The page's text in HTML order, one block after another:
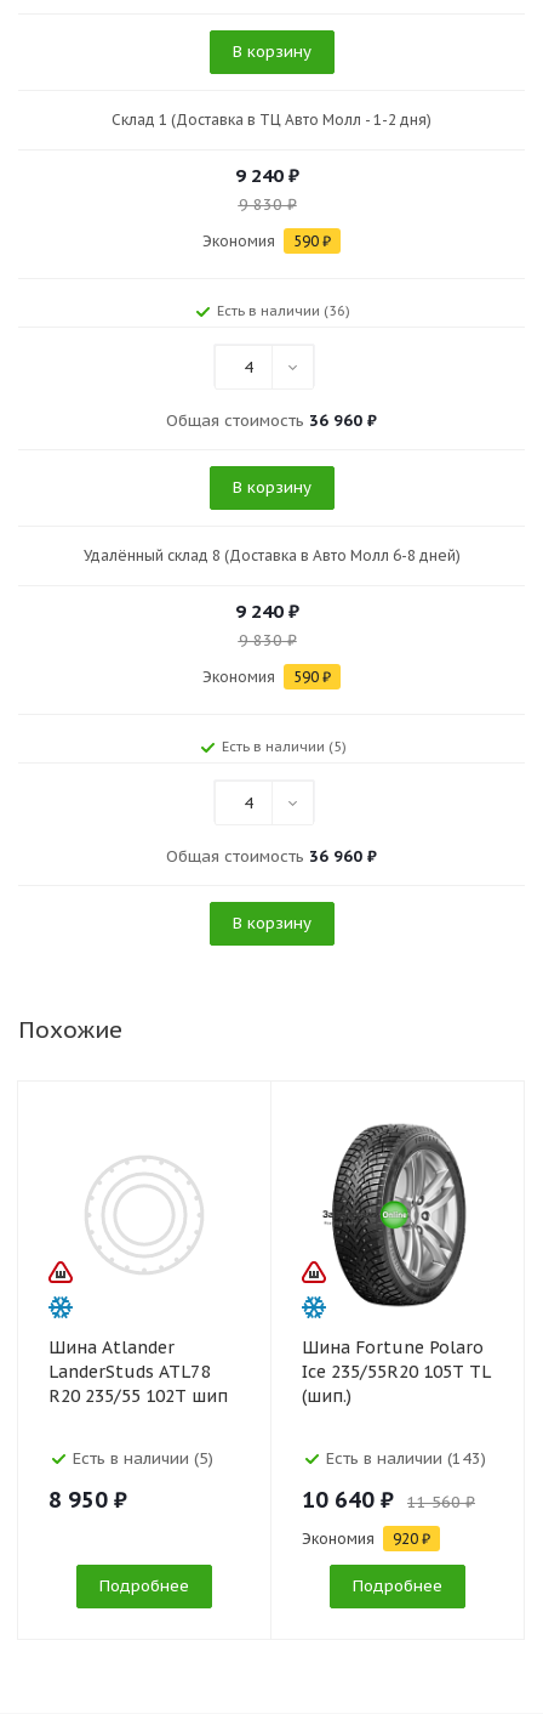
В корзину
Склад 1 (Доставка в ТЦ Авто Молл - 1-2 дня)
9 240 ₽
9 830₽
Экономия 590 ₽
Есть в наличии (36)
4
Общая стоимость 36 960 ₽
В корзину
Удалённый склад 8 (Доставка в Авто Молл 6-8 дней)
9 240 ₽
9 830₽
Экономия 590 ₽
Есть в наличии (5)
4
Общая стоимость 36 960 ₽
В корзину
Похожие
Шина Atlander
LanderStuds ATL78
R20 235/55 102T шип
Есть в наличии (5)
8 950 ₽
Подробнее
Шина Fortune Polaro
Ice 235/55R20 105T TL
(шип.)
Есть в наличии (143)
10 640 ₽ 11 560 ₽
Экономия 920 ₽
Подробнее